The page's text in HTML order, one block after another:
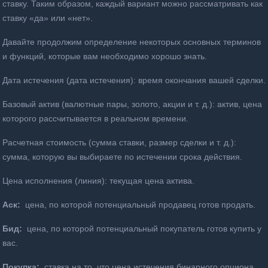
ставку. Таким образом, каждый вариант можно рассматривать как
ставку «да» или «нет».
Давайте продолжим определение некоторых основных терминов
и функций, которые вам необходимо хорошо знать.
Дата истечения (дата истечения): время окончания вашей сделки.
Базовый актив (валютные пары, золото, акции и т. д.): актив, цена
которого рассчитывается в реальном времени.
Расчетная стоимость (сумма ставки, размер сделки и т. д.):
сумма, которую вы выбираете по истечении срока действия.
Цена исполнения (линия): текущая цена актива.
Аск: цена, по которой потенциальный продавец готов продать.
Бид: цена, по которой потенциальный покупатель готов купить у
вас.